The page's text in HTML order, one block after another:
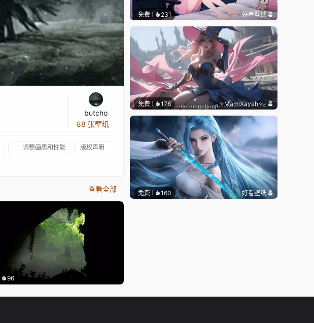
butcho
88 张壁纸
调整画质和性能 版权声明
查看全部
96
免费 231 好看壁纸
免费 176 ｡✧MamiXayah✧｡
免费 160 好看壁纸